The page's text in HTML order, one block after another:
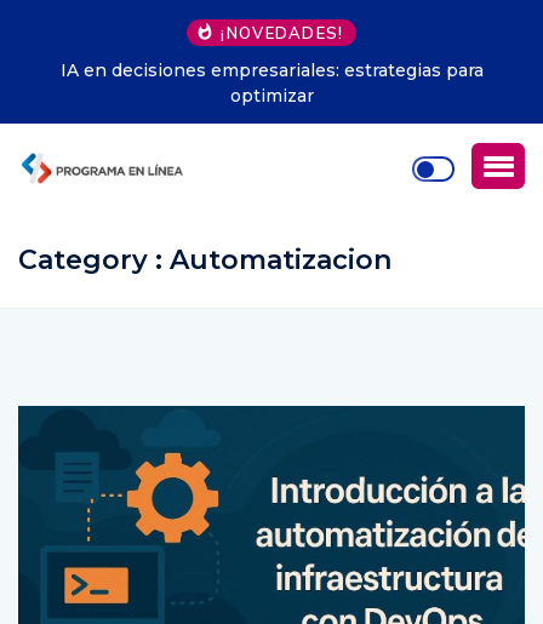
¡NOVEDADES!
IA en decisiones empresariales: estrategias para
optimizar
Category : Automatizacion